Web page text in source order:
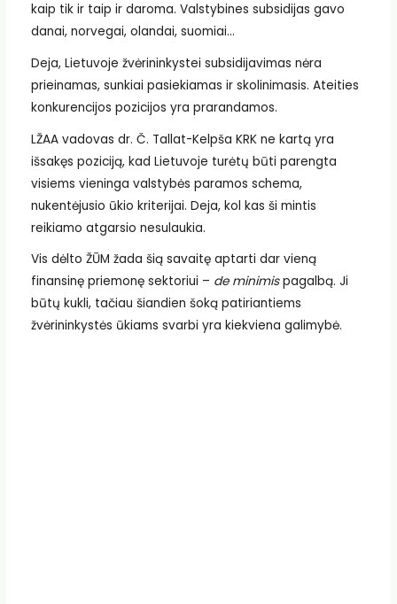
kaip tik ir taip ir daroma. Valstybines subsidijas gavo
danai, norvegai, olandai, suomiai…
Deja, Lietuvoje žvėrininkystei subsidijavimas nėra
prieinamas, sunkiai pasiekiamas ir skolinimasis. Ateities
konkurencijos pozicijos yra prarandamos.
LŽAA vadovas dr. Č. Tallat-Kelpša KRK ne kartą yra
išsakęs poziciją, kad Lietuvoje turėtų būti parengta
visiems vieninga valstybės paramos schema,
nukentėjusio ūkio kriterijai. Deja, kol kas ši mintis
reikiamo atgarsio nesulaukia.
Vis dėlto ŽŪM žada šią savaitę aptarti dar vieną
finansinę priemonę sektoriui – de minimispagalbą. Ji
būtų kukli, tačiau šiandien šoką patiriantiems
žvėrininkystės ūkiams svarbi yra kiekviena galimybė.